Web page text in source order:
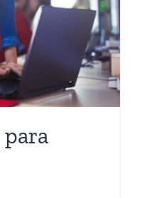
para